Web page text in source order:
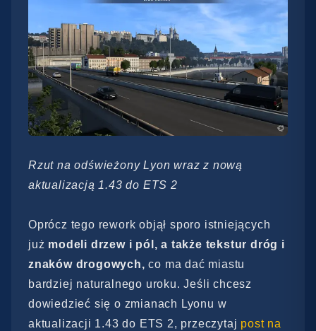
Rzut na odświeżony Lyon wraz z nową
aktualizacją 1.43 do ETS 2
Oprócz tego rework objął sporo istniejących
już modeli drzew i pól, a także tekstur dróg i
znaków drogowych, co ma dać miastu
bardziej naturalnego uroku. Jeśli chcesz
dowiedzieć się o zmianach Lyonu w
aktualizacji 1.43 do ETS 2, przeczytaj post na